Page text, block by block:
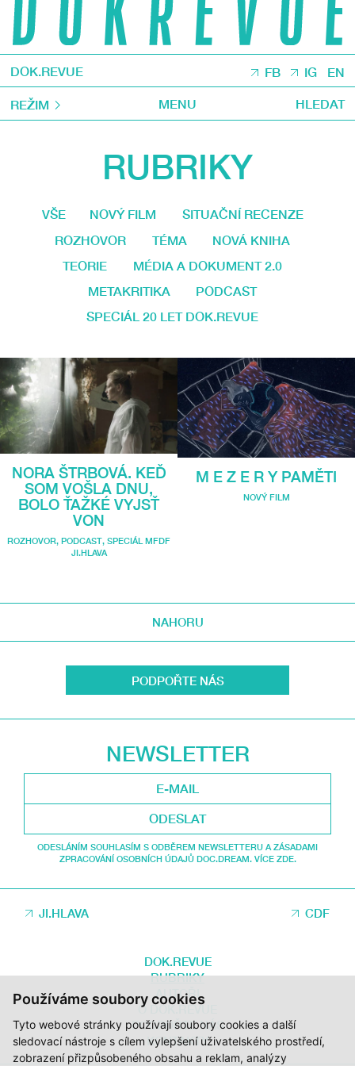
Používáme soubory cookies
Tyto webové stránky používají soubory cookies a další
sledovací nástroje s cílem vylepšení uživatelského prostředí,
zobrazení přizpůsobeného obsahu a reklam, analýzy
DOK.REVUE FB IG EN
REŽIM MENU HLEDAT
RUBRIKY
VŠE NOVÝ FILM
SITUAČNÍ RECENZE
ROZHOVOR
TÉMA
NOVÁ KNIHA
TEORIE
MÉDIA A DOKUMENT 2.0
METAKRITIKA
PODCAST
SPECIÁL 20 LET DOK.REVUE
NORA ŠTRBOVÁ. KEĎ
SOM VOŠLA DNU,
BOLO ŤAŽKÉ VYJSŤ
VON
ROZHOVOR, PODCAST, SPECIÁL MFDF
JI.HLAVA
M E Z E R Y PAMĚTI
NOVÝ FILM
NAHORU
PODPOŘTE NÁS
NEWSLETTER
ODESLAT
ODESLÁNÍM SOUHLASÍM S ODBĚREM NEWSLETTERU A ZÁSADAMI
ZPRACOVÁNÍ OSOBNÍCH ÚDAJŮ DOC.DREAM. VÍCE ZDE.
JI.HLAVA CDF
DOK.REVUE
RUBRIKY
AUTOŘI
O DOK.REVUE
PODPOŘTE NÁS
KONTAKTY